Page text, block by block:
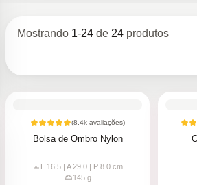
Mostrando 1-24 de 24 produtos
(8.4k avaliações)
Bolsa de Ombro Nylon
L 16.5 | A 29.0 | P 8.0 cm
145g